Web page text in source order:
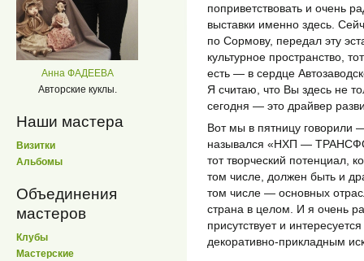
Анна ФАДЕЕВА
Авторские куклы.
Наши мастера
Визитки
Альбомы
Объединения
мастеров
Клубы
Мастерские
поприветствовать и очень
выставки именно здесь.
по Сормову, передал эту
культурное пространство,
есть — в сердце
Я считаю, что Вы здесь не
сегодня — это драйвер
Вот мы в пятницу
назывался «НХП —
тот творческий потенциал,
том числе, должен быть и
том числе — основных
страна в целом. И я очень
присутствует и
декоративно-прикладным